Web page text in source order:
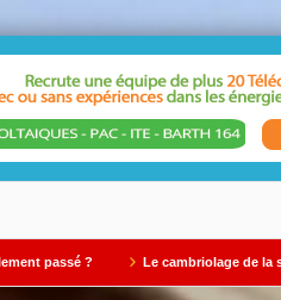
Le cambriolage de la synagogue de